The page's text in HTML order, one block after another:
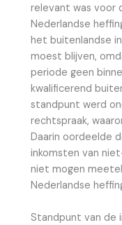
relevant was voor
Nederlandse
het buitenlandse
moest blijven,
periode geen
kwalificerend
standpunt werd
rechtspraak,
Daarin oordeelde
inkomsten van
niet mogen
Nederlandse
Standpunt van de